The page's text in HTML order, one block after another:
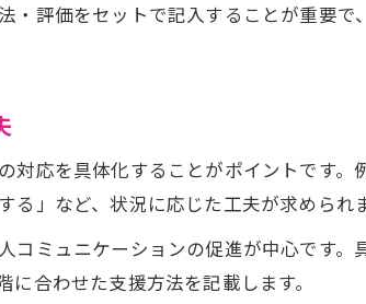
・評価をセットで記入することが重要
応を具体化することがポイントです
」など、状況に応じた工夫が求められま
ミュニケーションの促進が中心です
合わせた支援方法を記載します。